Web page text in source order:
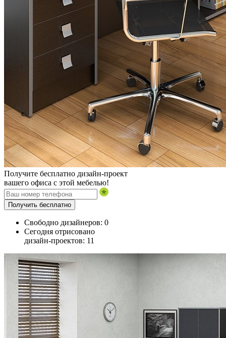
Получите бесплатно дизайн-проект
вашего офиса с этой мебелью!
Получить бесплатно
Свободно дизайнеров: 0
Сегодня отрисовано
дизайн-проектов: 11